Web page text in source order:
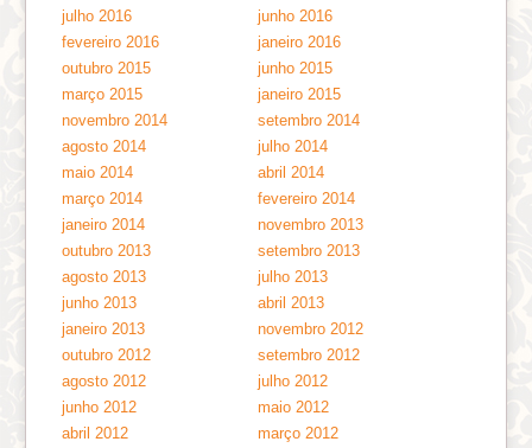
julho 2016
junho 2016
fevereiro 2016
janeiro 2016
outubro 2015
junho 2015
março 2015
janeiro 2015
novembro 2014
setembro 2014
agosto 2014
julho 2014
maio 2014
abril 2014
março 2014
fevereiro 2014
janeiro 2014
novembro 2013
outubro 2013
setembro 2013
agosto 2013
julho 2013
junho 2013
abril 2013
janeiro 2013
novembro 2012
outubro 2012
setembro 2012
agosto 2012
julho 2012
junho 2012
maio 2012
abril 2012
março 2012